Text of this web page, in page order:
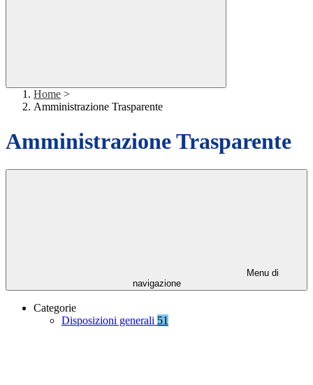
Home >
Amministrazione Trasparente
Amministrazione Trasparente
Menu di
navigazione
Categorie
Disposizioni generali 51